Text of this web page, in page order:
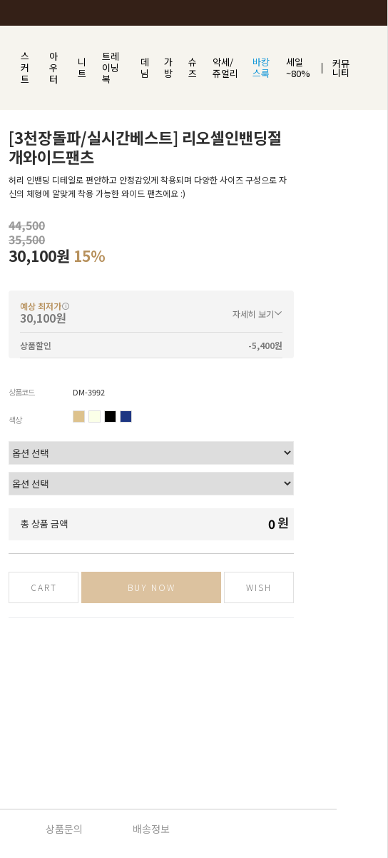
스
커
트
아
우
터
니
트
트레
이닝
복
데
님
가
방
슈
즈
악세/
쥬얼리
바캉
스룩
세일
~80%
커뮤
니티
[3천장돌파/실시간베스트] 리오셀인밴딩절
개와이드팬츠
허리 인밴딩 디테일로 편안하고 안정감있게 착용되며 다양한 사이즈 구성으로 자
신의 체형에 알맞게 착용 가능한 와이드 팬츠에요 :)
44,500
35,500
30,100원 15%
예상 최저가
30,100원 자세히 보기
상품할인 -5,400원
상품코드 DM-3992
색상
총 상품 금액 0원
CART BUY NOW WISH
상품문의 배송정보